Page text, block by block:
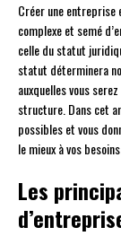
Créer une
complexe et semé
celle du statut
statut déterminera
auxquelles vous
structure. Dans cet
possibles et vous
le mieux à vos
Les